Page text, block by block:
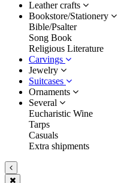
Leather crafts
Bookstore/Stationery
Bible/Psalter
Song Book
Religious Literature
Carvings
Jewelry
Suitcases
Ornaments
Several
Eucharistic Wine
Tarps
Casuals
Extra shipments